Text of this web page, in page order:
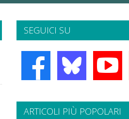
SEGUICI SU
ARTICOLI PIÙ POPOLARI